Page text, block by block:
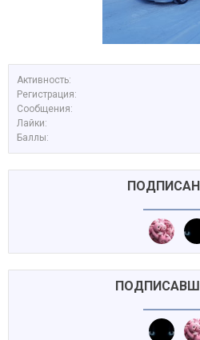
Активность:
Регистрация:
Сообщения:
Лайки:
Баллы: